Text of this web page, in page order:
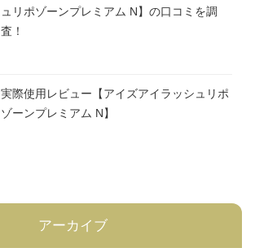
ュリポゾーンプレミアム N】の口コミを調
査！
実際使用レビュー【アイズアイラッシュリポ
ゾーンプレミアム N】
アーカイブ